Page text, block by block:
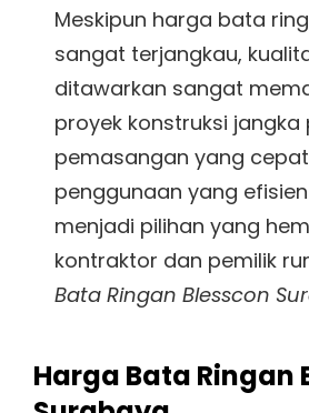
Meskipun harga bata
sangat terjangkau,
ditawarkan sangat
proyek konstruksi jangka
pemasangan yang
penggunaan yang
menjadi pilihan yang
kontraktor dan pemilik
Bata Ringan Blesscon
Harga Bata Ringan